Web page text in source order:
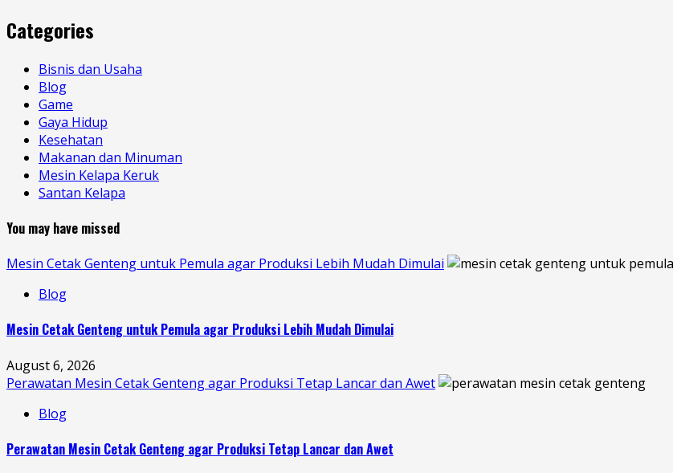
Categories
Bisnis dan Usaha
Blog
Game
Gaya Hidup
Kesehatan
Makanan dan Minuman
Mesin Kelapa Keruk
Santan Kelapa
You may have missed
Mesin Cetak Genteng untuk Pemula agar Produksi Lebih Mudah Dimulai
Blog
Mesin Cetak Genteng untuk Pemula agar Produksi Lebih Mudah Dimulai
August 6, 2026
Perawatan Mesin Cetak Genteng agar Produksi Tetap Lancar dan Awet
Blog
Perawatan Mesin Cetak Genteng agar Produksi Tetap Lancar dan Awet